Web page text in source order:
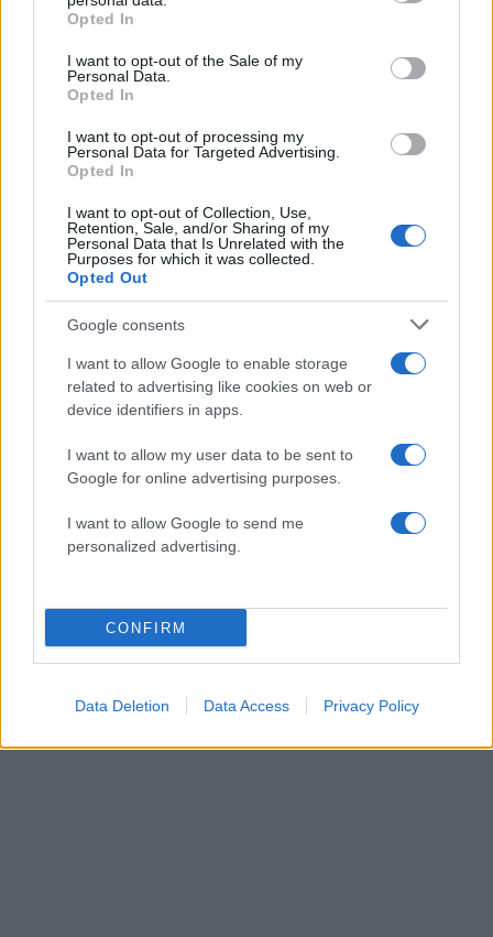
grant or deny consent to Google and its third-party tags to
use your data for below specified purposes in below Google
consent section.
Opted In
I want to opt-out of the Sale of my
Personal Data.
Opted In
I want to opt-out of processing my
Personal Data for Targeted Advertising.
Opted In
I want to opt-out of Collection, Use,
Retention, Sale, and/or Sharing of my
Personal Data that Is Unrelated with the
Purposes for which it was collected.
Opted Out
Google consents
I want to allow Google to enable storage
related to advertising like cookies on web or
device identifiers in apps.
I want to allow my user data to be sent to
Google for online advertising purposes.
I want to allow Google to send me
personalized advertising.
CONFIRM
Data Deletion Data Access Privacy Policy
ακόμα. Το μίσος του για εμάς είναι τιμή. Η
και την καπιταλιστική βαρβαρότητα είναι η
οργάνωση της βάσης.
Οργανωθείτε στον Ρουβίκωνα, να γίνουμε ο
Αναρχική συλλογικότητα Ρουβίκωνας”.
Ο Ρουβίκωνας στην ανάρτησή του δημοσιεύει κι
ΔΙΑΦΗΜΙΣΗ